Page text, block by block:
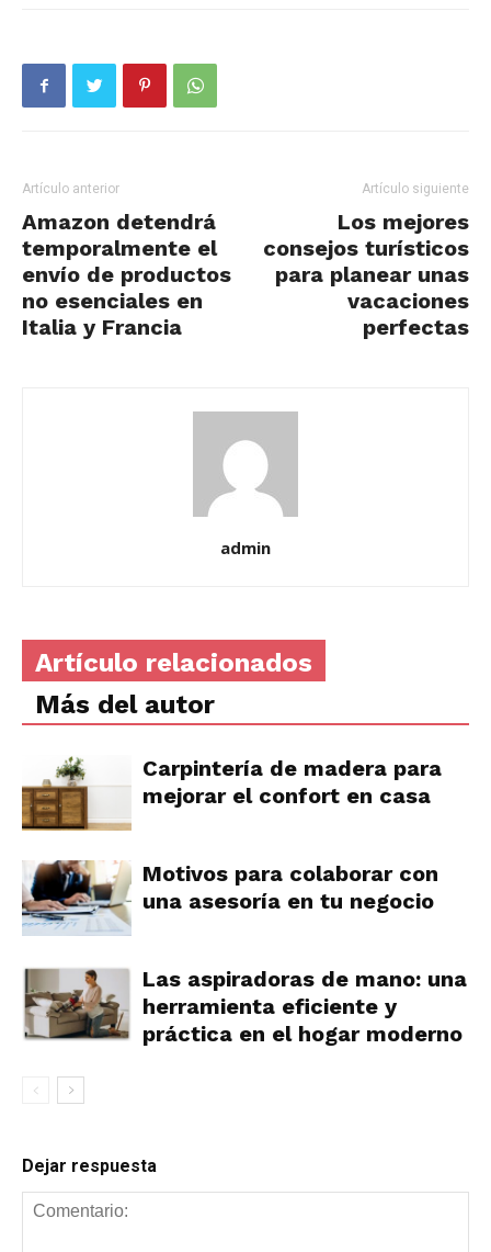
Artículo anterior
Amazon detendrá
temporalmente el
envío de productos
no esenciales en
Italia y Francia
Artículo siguiente
Los mejores
consejos turísticos
para planear unas
vacaciones
perfectas
admin
Artículo relacionados
Más del autor
Carpintería de madera para
mejorar el confort en casa
Motivos para colaborar con
una asesoría en tu negocio
Las aspiradoras de mano: una
herramienta eficiente y
práctica en el hogar moderno
Dejar respuesta